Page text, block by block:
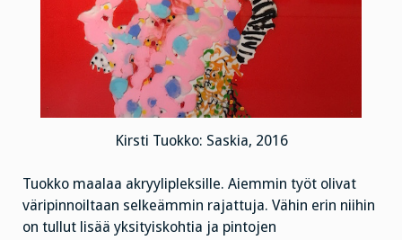
Kirsti Tuokko: Saskia, 2016
Tuokko maalaa akryylipleksille. Aiemmin työt olivat
väripinnoiltaan selkeämmin rajattuja. Vähin erin niihin
on tullut lisää yksityiskohtia ja pintojen